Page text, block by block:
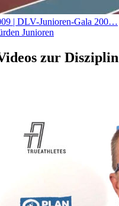
| DLV-Junioren-Gala 200…
Junioren
zur Disziplin